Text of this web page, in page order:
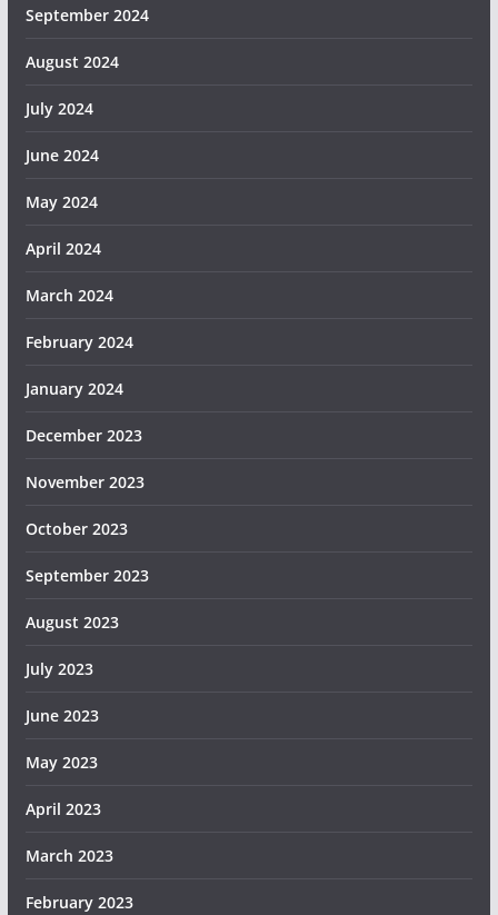
September 2024
August 2024
July 2024
June 2024
May 2024
April 2024
March 2024
February 2024
January 2024
December 2023
November 2023
October 2023
September 2023
August 2023
July 2023
June 2023
May 2023
April 2023
March 2023
February 2023